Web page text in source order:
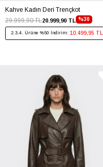
Kahve Kadın Deri Trençkot
%30
20.999,90 TL
29.999,90 TL
2.3.4. Ürüne %50 İndirim: 10.499,95 TL